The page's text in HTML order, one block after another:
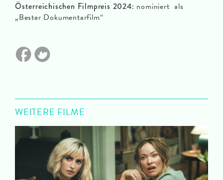
Österreichischen Filmpreis 2024: nominiert als
„Bester Dokumentarfilm“
WEITERE FILME